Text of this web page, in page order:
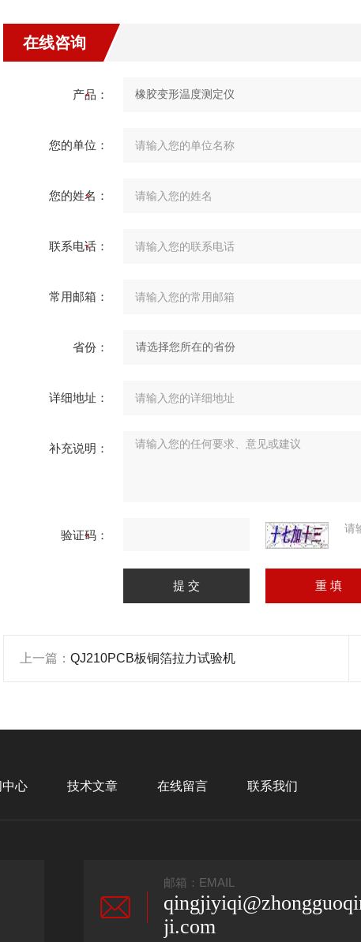
在线咨询
产品：
您的单位：
您的姓名：
联系电话：
常用邮箱：
省份：
详细地址：
补充说明：
验证码： 请
上一篇： QJ210PCB板铜箔拉力试验机
中心 技术文章 在线留言 联系我们
邮箱：EMAIL
ji.com